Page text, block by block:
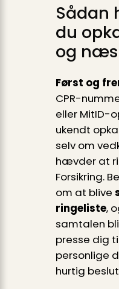
Sådan
du
og
Først og
CPR-
eller MitID-
ukendt
selv om
hævder at
Forsikring.
om at blive
ringeliste,
samtalen
presse dig
personlige
hurtig